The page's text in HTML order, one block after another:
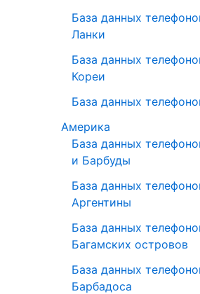
База данных
Ланки
База данных
Кореи
База данных
Америка
База данных
и Барбуды
База данных
Аргентины
База данных
Багамских островов
База данных
Барбадоса